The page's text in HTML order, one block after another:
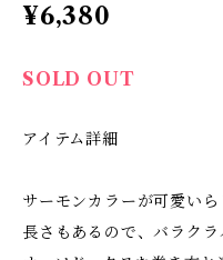
¥6,380
SOLD OUT
アイテム詳細
サーモンカラーが可愛い
長さもあるので、バラク